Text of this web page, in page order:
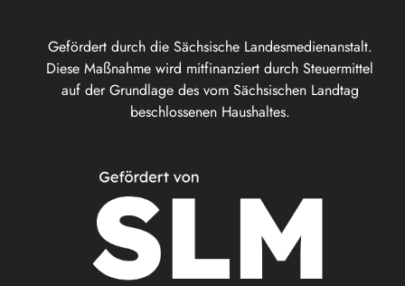
Gefördert durch die Sächsische Landesmedienanstalt.
Diese Maßnahme wird mitfinanziert durch Steuermittel
auf der Grundlage des vom Sächsischen Landtag
beschlossenen Haushaltes.